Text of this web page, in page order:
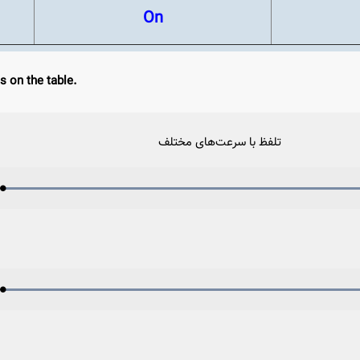
On
on the table.
تلفظ با سرعت‌های مختلف
Loaded:
Progress:
Loaded:
Progress: